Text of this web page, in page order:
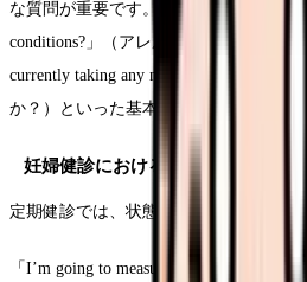
な質問が重要です。さらに、「Do you
conditions?」（アレルギーや持病はあ
currently taking any medications?」（現
か？）といった基本的な問診フレーズ
妊婦健診における英語フレーズ
定期健診では、状態説明や指示が中心と
「I’m going to measure your blood